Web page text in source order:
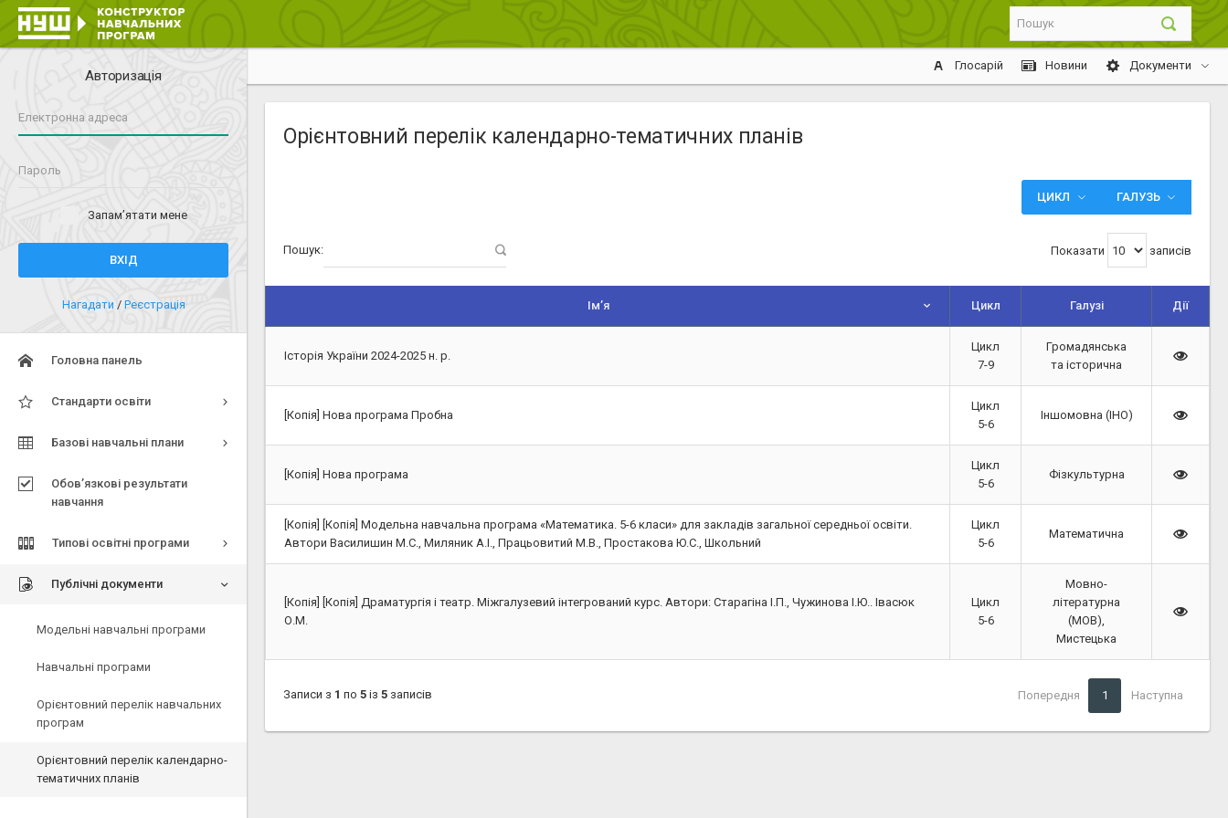
Авторизація
Запам’ятати мене
ВХІД
Нагадати / Реєстрація
Головна панель
Стандарти освіти
Базові навчальні плани
Обов’язкові результати
навчання
Типові освітні програми
Публічні документи
Модельні навчальні програми
Навчальні програми
Орієнтовний перелік навчальних
програм
Орієнтовний перелік календарно-
тематичних планів
Глосарій Новини Документи
Орієнтовний перелік календарно-тематичних планів
ЦИКЛ ГАЛУЗЬ
Показати записів
Пошук:
Ім’я Цикл Галузі Дії
Історія України 2024-2025 н. р.
Цикл
7-9
Громадянська
та історична
[Копія] Нова програма Пробна
Цикл
5-6
Іншомовна (ІНО)
[Копія] Нова програма
Цикл
5-6
Фізкультурна
[Копія] [Копія] Модельна навчальна програма «Математика. 5-6 класи» для закладів загальної середньої освіти.
Автори Василишин М.С., Миляник А.І., Працьовитий М.В., Простакова Ю.С., Школьний
Цикл
5-6
Математична
[Копія] [Копія] Драматургія і театр. Міжгалузевий інтегрований курс. Автори: Старагіна І.П., Чужинова І.Ю.. Івасюк
О.М.
Цикл
5-6
Мовно-
літературна
(МОВ),
Мистецька
Записи з 1 по 5 із 5 записів Попередня 1 Наступна